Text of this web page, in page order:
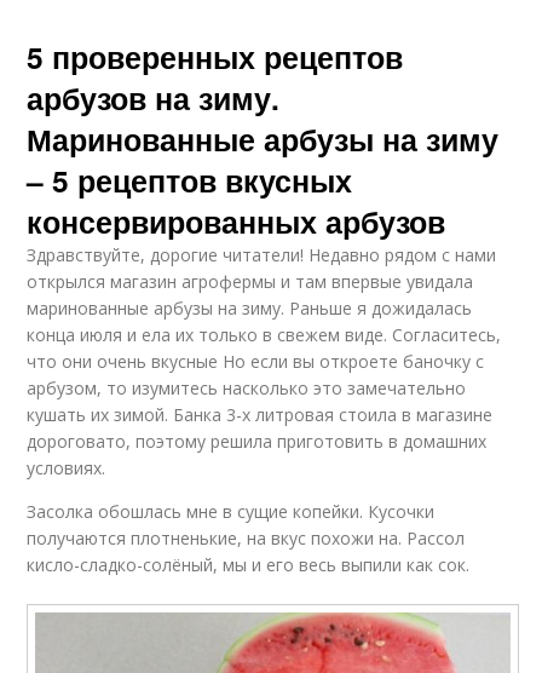
5 проверенных рецептов
арбузов на зиму.
Маринованные арбузы на зиму
– 5 рецептов вкусных
консервированных арбузов
Здравствуйте, дорогие читатели! Недавно рядом с нами
открылся магазин агрофермы и там впервые увидала
маринованные арбузы на зиму. Раньше я дожидалась
конца июля и ела их только в свежем виде. Согласитесь,
что они очень вкусные Но если вы откроете баночку с
арбузом, то изумитесь насколько это замечательно
кушать их зимой. Банка 3-х литровая стоила в магазине
дороговато, поэтому решила приготовить в домашних
условиях.
Засолка обошлась мне в сущие копейки. Кусочки
получаются плотненькие, на вкус похожи на. Рассол
кисло-сладко-солёный, мы и его весь выпили как сок.